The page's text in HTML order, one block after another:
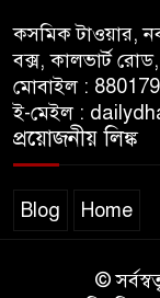
কসমিক টাওয়ার,
বক্স, কালভার্ট
মোবাইল :
ই-মেইল :
প্রয়োজনীয় লিঙ্ক
Blog Home
©